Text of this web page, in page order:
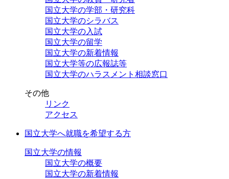
国立大学の学部・研究科
国立大学のシラバス
国立大学の入試
国立大学の留学
国立大学の新着情報
国立大学等の広報誌等
国立大学のハラスメント相談窓口
その他
リンク
アクセス
国立大学へ就職を希望する方
国立大学の情報
国立大学の概要
国立大学の新着情報